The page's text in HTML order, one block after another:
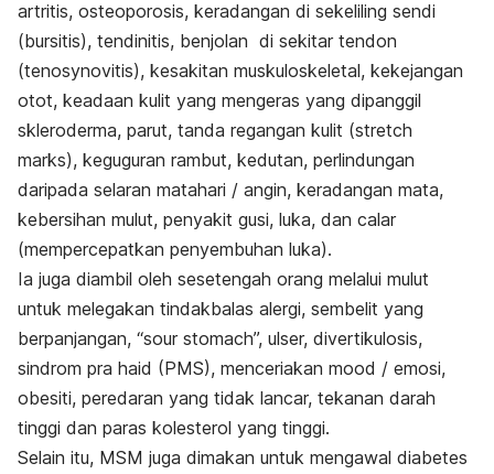
artritis, osteoporosis, keradangan di sekeliling sendi
(bursitis), tendinitis, benjolan di sekitar tendon
(tenosynovitis), kesakitan muskuloskeletal, kekejangan
otot, keadaan kulit yang mengeras yang dipanggil
skleroderma, parut, tanda regangan kulit (stretch
marks), keguguran rambut, kedutan, perlindungan
daripada selaran matahari / angin, keradangan mata,
kebersihan mulut, penyakit gusi, luka, dan calar
(mempercepatkan penyembuhan luka).
Ia juga diambil oleh sesetengah orang melalui mulut
untuk melegakan tindakbalas alergi, sembelit yang
berpanjangan, “sour stomach”, ulser, divertikulosis,
sindrom pra haid (PMS), menceriakan mood / emosi,
obesiti, peredaran yang tidak lancar, tekanan darah
tinggi dan paras kolesterol yang tinggi.
Selain itu, MSM juga dimakan untuk mengawal diabetes